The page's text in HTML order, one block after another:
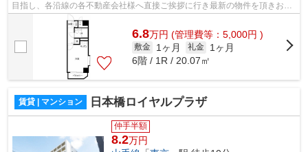
目指し、各沿線の各不動産会社様へ直接ご挨拶に行き最新の物件を頂きお客
様へ提供しております！最新の情報は...
6.8万円 (管理費等：5,000円 )
敷金 1ヶ月 礼金
1ヶ月
6階 / 1R / 20.07㎡
賃貸 | マンション 日本橋ロイヤルプラザ
仲手半額
8.2万円